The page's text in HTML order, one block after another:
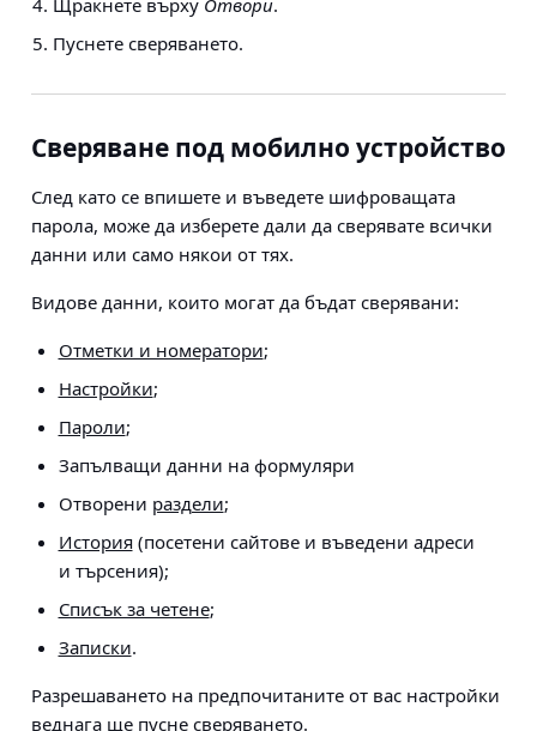
Щракнете върху Отвори.
Пуснете сверяването.
Сверяване под мобилно устройство
След като се впишете и въведете шифроващата
парола, може да изберете дали да сверявате всички
данни или само някои от тях.
Видове данни, които могат да бъдат сверявани:
Отметки и номератори;
Настройки;
Пароли;
Запълващи данни на формуляри
Отворени раздели;
История(посетени сайтове и въведени адреси
и търсения);
Списък за четене;
Записки.
Разрешаването на предпочитаните от вас настройки
веднага ще пусне сверяването.